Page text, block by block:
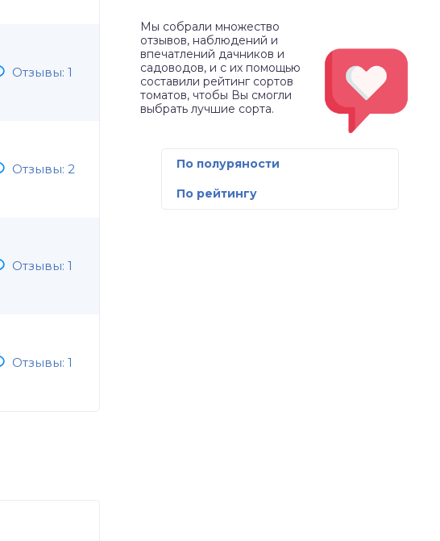
Отзывы: 1
Отзывы: 2
Отзывы: 1
Отзывы: 1
Мы собрали множество
отзывов, наблюдений и
впечатлений дачников и
садоводов, и с их помощью
составили рейтинг сортов
томатов, чтобы Вы смогли
выбрать лучшие сорта.
По полуряности
По рейтингу